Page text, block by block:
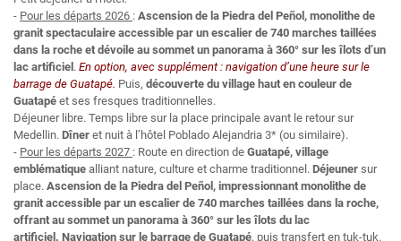
- Pour les départs 2026 : Ascension de la Piedra del Peñol, monolithe de
granit spectaculaire accessible par un escalier de 740 marches taillées
dans la roche et dévoile au sommet un panorama à 360° sur les îlots d’un
lac artificiel . En option, avec supplément : navigation d’une heure sur le
barrage de Guatapé. Puis, découverte du village haut en couleur de
Guatapé et ses fresques traditionnelles.
Déjeuner libre. Temps libre sur la place principale avant le retour sur
Medellin. Dîner et nuit à l’hôtel Poblado Alejandria 3* (ou similaire).
- Pour les départs 2027 : Route en direction de Guatapé, village
emblématique alliant nature, culture et charme traditionnel. Déjeuner sur
place. Ascension de la Piedra del Peñol, impressionnant monolithe de
granit accessible par un escalier de 740 marches taillées dans la roche,
offrant au sommet un panorama à 360° sur les îlots du lac
artificiel. Navigation sur le barrage de Guatapé, puis transfert en tuk-tuk.